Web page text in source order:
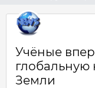
Учёные
глобальную
Земли